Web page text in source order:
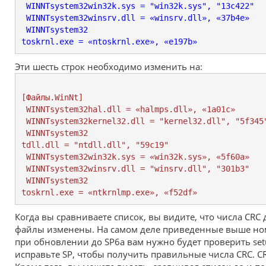
WINNTsystem32win32k.sys = "win32k.sys", "13c422"
WINNTsystem32winsrv.dll = «winsrv.dll», «37b4e»
WINNTsystem32
toskrnl.exe = «ntoskrnl.exe», «e197b»
Эти шесть строк необходимо изменить на:
[Файлы.WinNt]
WINNTsystem32hal.dll = «halmps.dll», «1a01c»
WINNTsystem32kernel32.dll = "kernel32.dll",
WINNTsystem32
tdll.dll = "ntdll.dll", "59c19"
WINNTsystem32win32k.sys = «win32k.sys», «5f60a»
WINNTsystem32winsrv.dll = "winsrv.dll", "301b3"
WINNTsystem32
toskrnl.exe = «ntkrnlmp.exe», «f52df»
Когда вы сравниваете список, вы видите, что числа CRC
файлы изменены. На самом деле приведенные выше
при обновлении до SP6a вам нужно будет проверить
исправьте SP, чтобы получить правильные числа CRC.